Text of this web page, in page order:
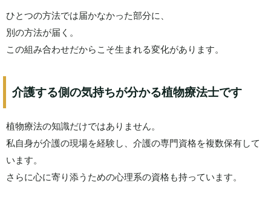
ひとつの方法では届かなかった部分に、
別の方法が届く。
この組み合わせだからこそ生まれる変化があります。
介護する側の気持ちが分かる植物療法士です
植物療法の知識だけではありません。
私自身が介護の現場を経験し、介護の専門資格を複数保有して
います。
さらに心に寄り添うための心理系の資格も持っています。